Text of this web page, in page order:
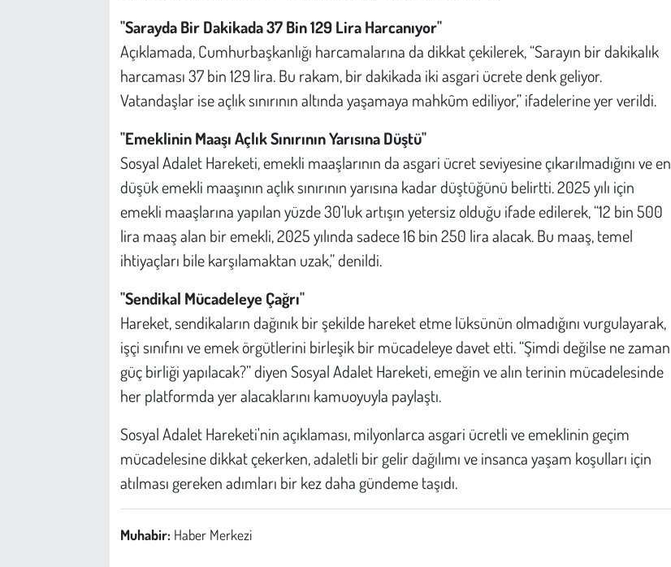
"Sarayda Bir Dakikada 37 Bin 129 Lira Harcanıyor"
Açıklamada, Cumhurbaşkanlığı harcamalarına da dikkat çekilerek, “Sarayın bir dakikalık
harcaması 37 bin 129 lira. Bu rakam, bir dakikada iki asgari ücrete denk geliyor.
Vatandaşlar ise açlık sınırının altında yaşamaya mahkûm ediliyor,” ifadelerine yer verildi.
"Emeklinin Maaşı Açlık Sınırının Yarısına Düştü"
Sosyal Adalet Hareketi, emekli maaşlarının da asgari ücret seviyesine çıkarılmadığını ve en
düşük emekli maaşının açlık sınırının yarısına kadar düştüğünü belirtti. 2025 yılı için
emekli maaşlarına yapılan yüzde 30’luk artışın yetersiz olduğu ifade edilerek, “12 bin 500
lira maaş alan bir emekli, 2025 yılında sadece 16 bin 250 lira alacak. Bu maaş, temel
ihtiyaçları bile karşılamaktan uzak,” denildi.
"Sendikal Mücadeleye Çağrı"
Hareket, sendikaların dağınık bir şekilde hareket etme lüksünün olmadığını vurgulayarak,
işçi sınıfını ve emek örgütlerini birleşik bir mücadeleye davet etti. “Şimdi değilse ne zaman
güç birliği yapılacak?” diyen Sosyal Adalet Hareketi, emeğin ve alın terinin mücadelesinde
her platformda yer alacaklarını kamuoyuyla paylaştı.
Sosyal Adalet Hareketi'nin açıklaması, milyonlarca asgari ücretli ve emeklinin geçim
mücadelesine dikkat çekerken, adaletli bir gelir dağılımı ve insanca yaşam koşulları için
atılması gereken adımları bir kez daha gündeme taşıdı.
Muhabir: Haber Merkezi